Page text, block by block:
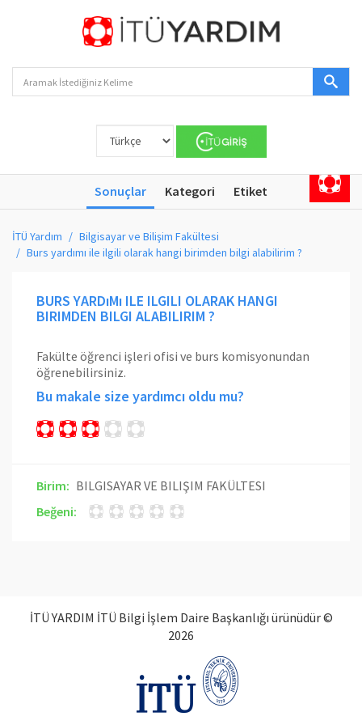
Sonuçlar Kategori Etiket
İTÜ Yardım
Bilgisayar ve Bilişim Fakültesi
Burs yardımı ile ilgili olarak hangi birimden bilgi alabilirim ?
BURS YARDıMı ILE ILGILI OLARAK HANGI
BIRIMDEN BILGI ALABILIRIM ?
Fakülte öğrenci işleri ofisi ve burs komisyonundan
öğrenebilirsiniz.
Bu makale size yardımcı oldu mu?
Birim: BILGISAYAR VE BILIŞIM FAKÜLTESI
Beğeni:
İTÜ YARDIM İTÜ Bilgi İşlem Daire Başkanlığı ürünüdür ©
2026